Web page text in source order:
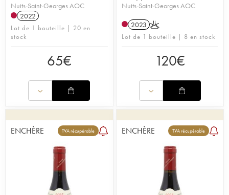
Nuits-Saint-Georges AOC
2022
Lot de 1 bouteille | 20 en
stock
65€
Nuits-Saint-Georges AOC
2023 K
Lot de 1 bouteille | 8 en stock
120€
ENCHÈRE TVA récupérable ENCHÈRE TVA récupérable